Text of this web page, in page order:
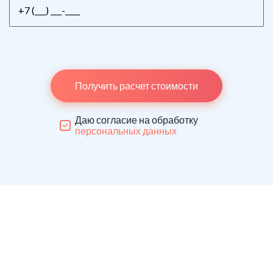
Получить расчет стоимости
Даю согласие на обработку
персональных данных